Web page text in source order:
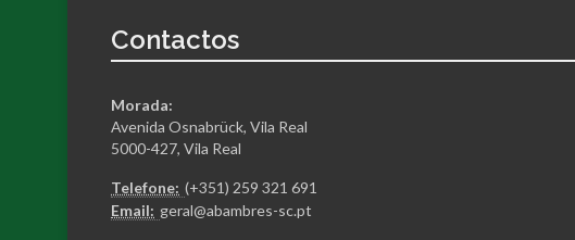
Contactos
Morada:
Avenida Osnabrück, Vila Real
5000-427, Vila Real
Telefone: (+351) 259 321 691
Email: geral@abambres-sc.pt